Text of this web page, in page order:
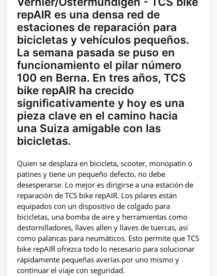
repAIR es una densa red de
estaciones de reparación para
bicicletas y vehículos pequeños.
La semana pasada se puso en
funcionamiento el pilar número
100 en Berna. En tres años, TCS
bike repAIR ha crecido
significativamente y hoy es una
pieza clave en el camino hacia
una Suiza amigable con las
bicicletas.
Quien se desplaza en bicicleta, scooter, monopatín o
patines y tiene un pequeño defecto, no debe
desesperarse. Lo mejor es dirigirse a una estación de
reparación de TCS bike repAIR. Los pilares están
equipados con un dispositivo de colgado para
bicicletas, una bomba de aire y herramientas como
destornilladores, llaves allen y llaves de tuercas, así
como palancas para neumáticos. Esto permite que TCS
bike repAIR ofrezca todo lo necesario para solucionar
rápidamente pequeñas averías por uno mismo y
continuar el viaje con seguridad.